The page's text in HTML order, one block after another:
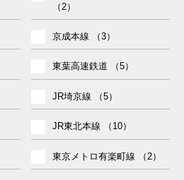
川越市（1）
和光市（2）
（2）
京成本線 （3）
東葉高速鉄道 （5）
JR埼京線 （5）
JR東北本線 （10）
東京メトロ有楽町線 （2）